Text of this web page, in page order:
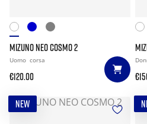
MIZUNO NEO COSMO 2
Uomo corsa
€120.00
NEW